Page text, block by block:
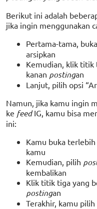
Berikut ini adalah
jika ingin menggunakan
Pertama-tama, buka
arsipkan
Kemudian, klik titik
kanan postingan
Lanjut, pilih opsi
Namun, jika kamu ingin
ke feedIG, kamu bisa
ini:
Kamu buka
kamu
Kemudian, pilih
kembalikan
Klik titik tiga yang
postingan
Terakhir, kamu